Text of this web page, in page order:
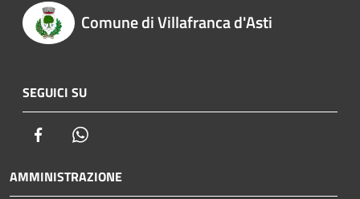
Comune di Villafranca d'Asti
SEGUICI SU
Facebook
AMMINISTRAZIONE